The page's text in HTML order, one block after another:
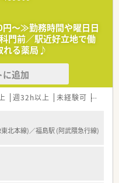
ムも立ち上げしており、連携
として対応を進めています。
ニングなど研修制度も充実し
います。ブランクのある方・
る体制が整っています。
剤を学びたい・ブランクのあ
局です。
が作成しており、店舗全体の
体制で勤務できるよう調整して
でお仕事をプライベートの両
円～≫勤務時間や曜日日
門前／駅近好立地で働
れる薬局♪
に追加
週32h以上 未経験可 ブラン
北本線)／福島駅 (阿武隈急行線)